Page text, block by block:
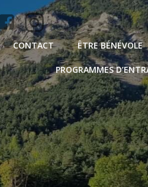
CONTACT ÊTRE BÉNÉVOLE
PROGRAMMES